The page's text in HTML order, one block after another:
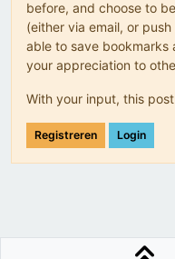
before, and choose to
(either via email, or
able to save bookmarks
your appreciation to
With your input, this
Registreren Login